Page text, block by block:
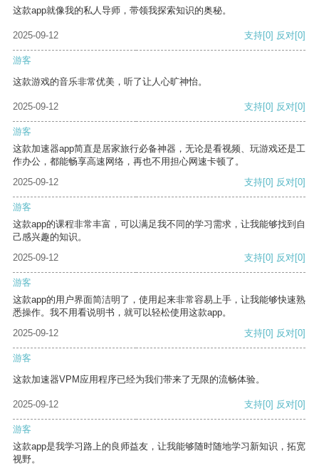
这款app就像我的私人导师，带领我探索知识的奥秘。
2025-09-12 支持[0] 反对[0]
游客
这款游戏的音乐非常优美，听了让人心旷神怡。
2025-09-12 支持[0] 反对[0]
游客
这款加速器app简直是居家旅行必备神器，无论是看视频、玩游戏还是工
作办公，都能畅享高速网络，再也不用担心网速卡顿了。
2025-09-12
支持[0] 反对[0]
游客
这款app的课程非常丰富，可以满足我不同的学习需求，让我能够找到自
己感兴趣的知识。
2025-09-12
支持[0] 反对[0]
游客
这款app的用户界面简洁明了，使用起来非常容易上手，让我能够快速熟
悉操作。我不用看说明书，就可以轻松使用这款app。
2025-09-12
支持[0] 反对[0]
游客
这款加速器VPM应用程序已经为我们带来了无限的流畅体验。
2025-09-12 支持[0] 反对[0]
游客
这款app是我学习路上的良师益友，让我能够随时随地学习新知识，拓宽
视野。